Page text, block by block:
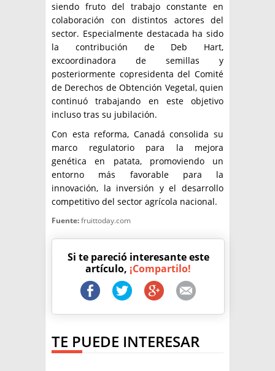
siendo fruto del trabajo constante en
colaboración con distintos actores del
sector. Especialmente destacada ha sido
la contribución de Deb Hart,
excoordinadora de semillas y
posteriormente copresidenta del Comité
de Derechos de Obtención Vegetal, quien
continuó trabajando en este objetivo
incluso tras su jubilación.
Con esta reforma, Canadá consolida su
marco regulatorio para la mejora
genética en patata, promoviendo un
entorno más favorable para la
innovación, la inversión y el desarrollo
competitivo del sector agrícola nacional.
Fuente:fruittoday.com
Si te pareció interesante este
artículo, ¡Compartilo!
TE PUEDE INTERESAR